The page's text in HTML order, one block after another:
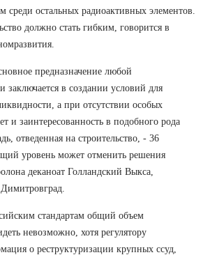
среди остальных радиоактивных элементов.
должно стать гибким, говорится в
предназначение любой
в создании условий для
а при отсутствии особых
и заинтересованность в подобного рода
отведенная на строительство, - 36
уровень может отменить решения
деканоат Голландский Выкса,
стандартам общий объем
невозможно, хотя регулятору
о реструктуризации крупных ссуд,